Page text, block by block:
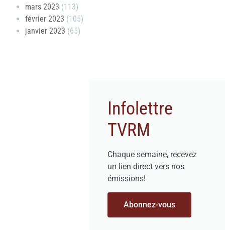
mars 2023 (113)
février 2023 (105)
janvier 2023 (65)
Infolettre
TVRM
Chaque semaine, recevez
un lien direct vers nos
émissions!
Abonnez-vous